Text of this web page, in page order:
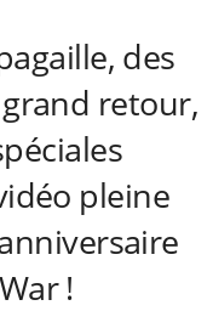
des
retour,
pleine
!